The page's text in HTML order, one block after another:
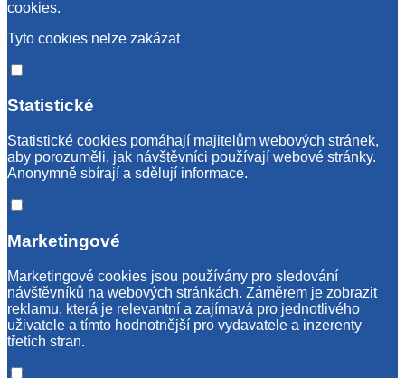
cookies.
Tyto cookies nelze zakázat
Statistické
Statistické cookies pomáhají majitelům webových stránek,
aby porozuměli, jak návštěvníci používají webové stránky.
Anonymně sbírají a sdělují informace.
Marketingové
Marketingové cookies jsou používány pro sledování
návštěvníků na webových stránkách. Záměrem je zobrazit
reklamu, která je relevantní a zajímavá pro jednotlivého
uživatele a tímto hodnotnější pro vydavatele a inzerenty
třetích stran.